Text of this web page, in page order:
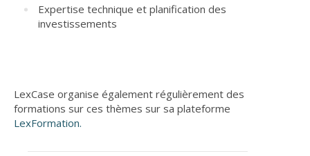
Expertise technique et planification des
investissements
LexCase organise également régulièrement des
formations sur ces thèmes sur sa plateforme
LexFormation.